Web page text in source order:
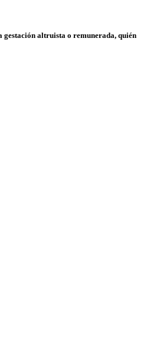
gestación altruista o remunerada, quién